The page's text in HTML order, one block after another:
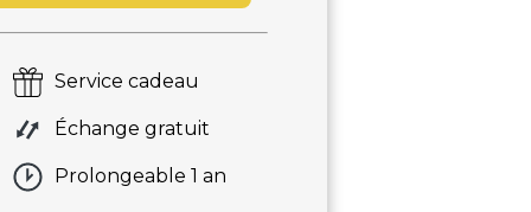
Service cadeau
Échange gratuit
Prolongeable 1 an